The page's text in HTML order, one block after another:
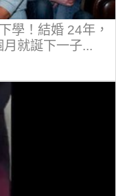
學！結婚 24年，
就誕下一子...